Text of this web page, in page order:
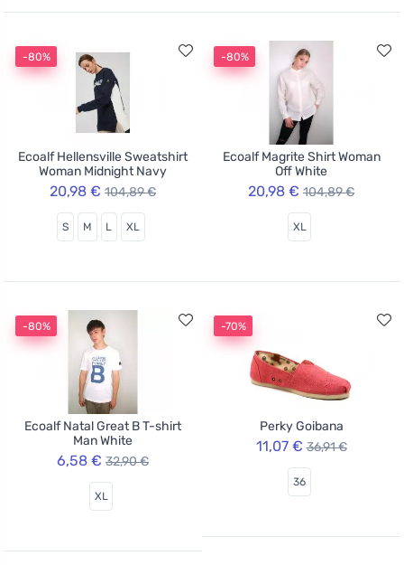
-80%
Ecoalf Hellensville Sweatshirt
Woman Midnight Navy
20,98 € 104,89 €
S M L XL
-80%
Ecoalf Magrite Shirt Woman
Off White
20,98 € 104,89 €
XL
-80%
Ecoalf Natal Great B T-shirt
Man White
6,58 € 32,90 €
XL
-70%
Perky Goibana
11,07 € 36,91 €
36